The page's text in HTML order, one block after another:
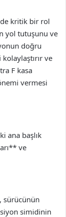
kritik bir rol
yol tutuşunu ve
doğru
ve
F kasa
vermesi
ana başlık
ve
sürücünün
simidinin